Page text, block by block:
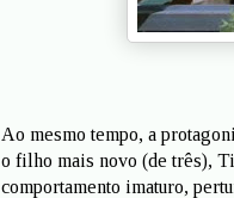
Ao mesmo tempo, a
o filho mais novo (de três),
comportamento imaturo,